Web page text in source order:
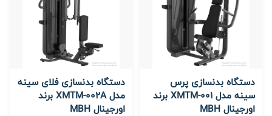
دستگاه بدنسازی پرس
سینه مدل XMTM-001 برند
اورجینال MBH
دستگاه بدنسازی فلای سینه
مدل XMTM-002A برند
اورجینال MBH